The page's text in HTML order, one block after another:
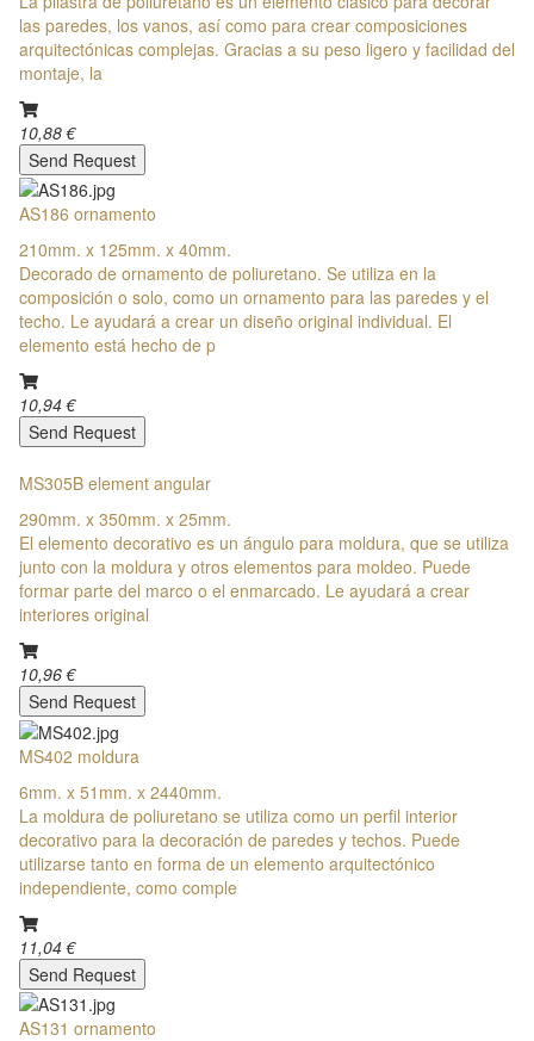
las paredes, los vanos, así como para crear composiciones
arquitectónicas complejas. Gracias a su peso ligero y facilidad del
montaje, la
10,88 €
Send Request
AS186 ornamento
210mm. x 125mm. x 40mm.
Decorado de ornamento de poliuretano. Se utiliza en la
composición o solo, como un ornamento para las paredes y el
techo. Le ayudará a crear un diseño original individual. El
elemento está hecho de p
10,94 €
Send Request
MS305B element angular
290mm. x 350mm. x 25mm.
El elemento decorativo es un ángulo para moldura, que se utiliza
junto con la moldura y otros elementos para moldeo. Puede
formar parte del marco o el enmarcado. Le ayudará a crear
interiores original
10,96 €
Send Request
MS402 moldura
6mm. x 51mm. x 2440mm.
La moldura de poliuretano se utiliza como un perfil interior
decorativo para la decoración de paredes y techos. Puede
utilizarse tanto en forma de un elemento arquitectónico
independiente, como comple
11,04 €
Send Request
AS131 ornamento